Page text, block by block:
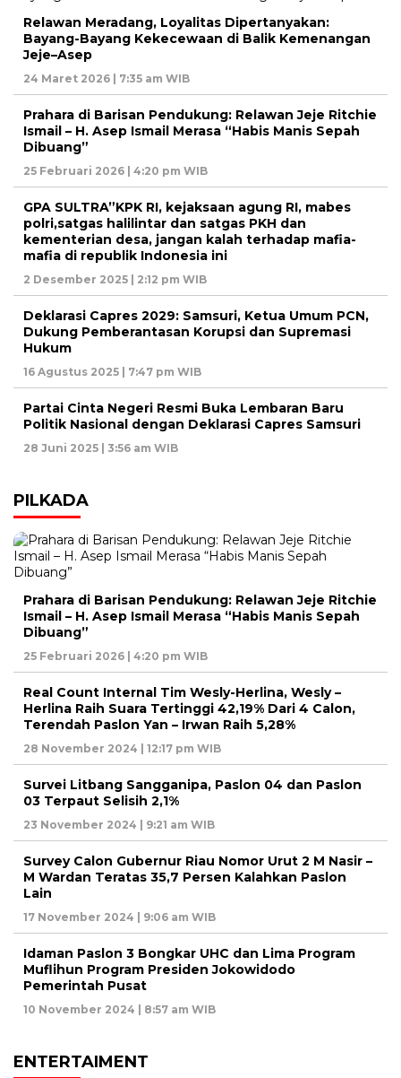
Relawan Meradang, Loyalitas Dipertanyakan:
Bayang-Bayang Kekecewaan di Balik Kemenangan
Jeje–Asep
24 Maret 2026 | 7:35 am WIB
Prahara di Barisan Pendukung: Relawan Jeje Ritchie
Ismail – H. Asep Ismail Merasa “Habis Manis Sepah
Dibuang”
25 Februari 2026 | 4:20 pm WIB
GPA SULTRA”KPK RI, kejaksaan agung RI, mabes
polri,satgas halilintar dan satgas PKH dan
kementerian desa, jangan kalah terhadap mafia-
mafia di republik Indonesia ini
2 Desember 2025 | 2:12 pm WIB
Deklarasi Capres 2029: Samsuri, Ketua Umum PCN,
Dukung Pemberantasan Korupsi dan Supremasi
Hukum
16 Agustus 2025 | 7:47 pm WIB
Partai Cinta Negeri Resmi Buka Lembaran Baru
Politik Nasional dengan Deklarasi Capres Samsuri
28 Juni 2025 | 3:56 am WIB
PILKADA
Prahara di Barisan Pendukung: Relawan Jeje Ritchie
Ismail – H. Asep Ismail Merasa “Habis Manis Sepah
Dibuang”
25 Februari 2026 | 4:20 pm WIB
Real Count Internal Tim Wesly-Herlina, Wesly –
Herlina Raih Suara Tertinggi 42,19% Dari 4 Calon,
Terendah Paslon Yan – Irwan Raih 5,28%
28 November 2024 | 12:17 pm WIB
Survei Litbang Sangganipa, Paslon 04 dan Paslon
03 Terpaut Selisih 2,1%
23 November 2024 | 9:21 am WIB
Survey Calon Gubernur Riau Nomor Urut 2 M Nasir –
M Wardan Teratas 35,7 Persen Kalahkan Paslon
Lain
17 November 2024 | 9:06 am WIB
Idaman Paslon 3 Bongkar UHC dan Lima Program
Muflihun Program Presiden Jokowidodo
Pemerintah Pusat
10 November 2024 | 8:57 am WIB
ENTERTAIMENT